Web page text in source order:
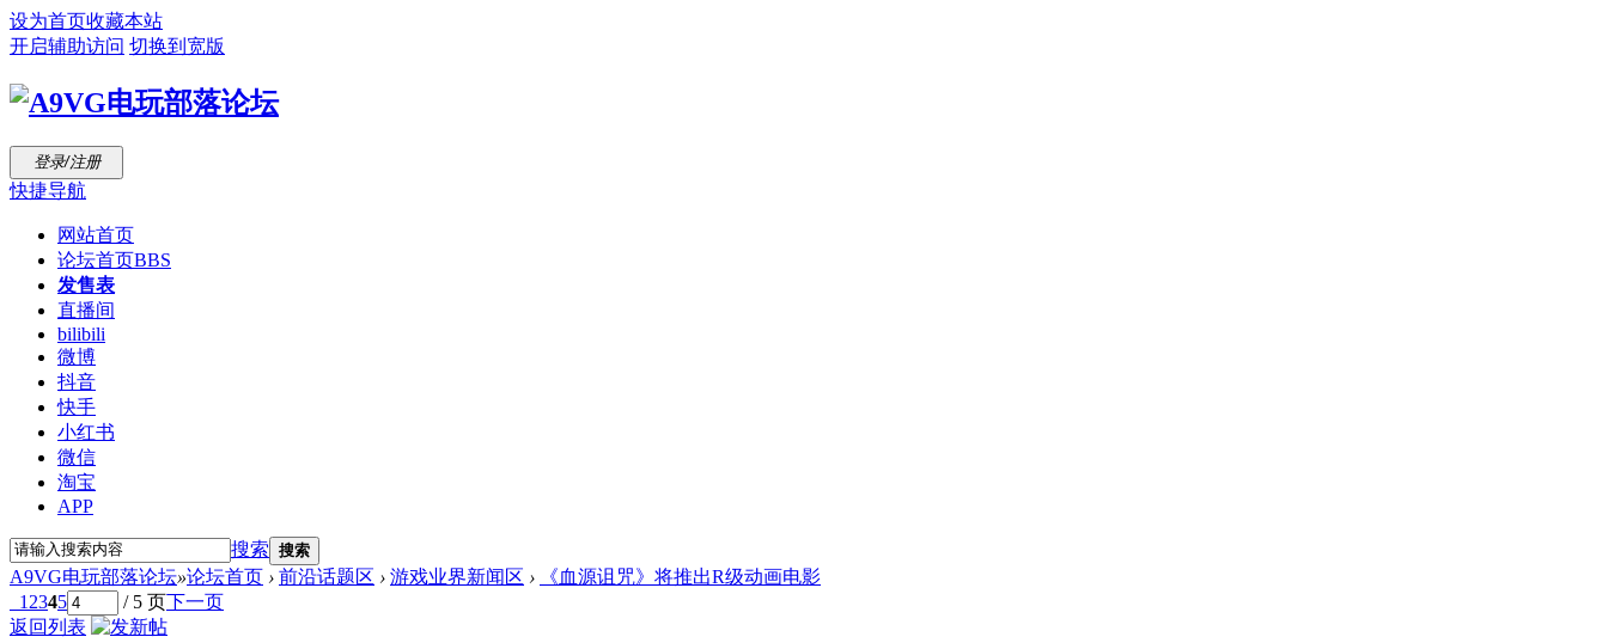
设为首页收藏本站
开启辅助访问 切换到宽版
登录/注册
快捷导航
网站首页
论坛首页BBS
发售表
直播间
bilibili
微博
抖音
快手
小红书
微信
淘宝
APP
搜索 搜索
A9VG电玩部落论坛»论坛首页 › 前沿话题区 › 游戏业界新闻区 ›
《血源诅咒》将推出R级动画电影
1 2345 / 5 页下一页
返回列表